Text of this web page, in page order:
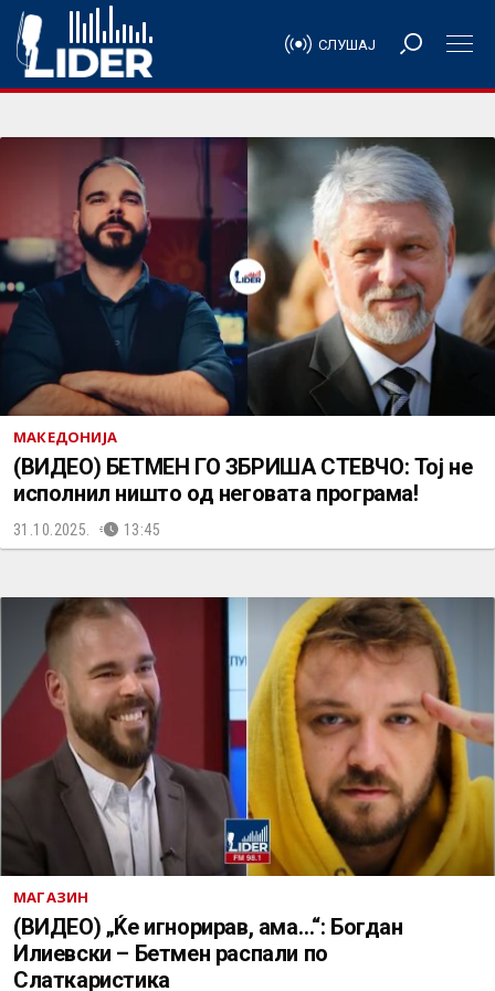
СЛУШАЈ
МАКЕДОНИЈА
(ВИДЕО) БЕТМЕН ГО ЗБРИША СТЕВЧО: Тој не
исполнил ништо од неговата програма!
31.10.2025. 13:45
МАГАЗИН
(ВИДЕО) „Ќе игнорирав, ама…“: Богдан
Илиевски – Бетмен распали по
Слаткаристика